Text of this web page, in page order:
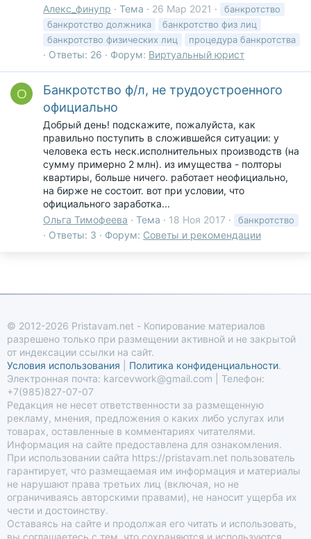
Алекс_финупр
Тема 26 Мар 2021
банкротство
банкротство должника банкротство физ лиц
банкротство физических лиц процедура банкротства
Ответы: 26 Форум: Виртуальный юрист
О
Банкротство ф/л, не трудоустроенного
официально
Добрый день! подскажите, пожалуйста, как
правильно поступить в сложившейся ситуации: у
человека есть неск.исполнительных производств (на
сумму примерно 2 млн). из имущества - полторы
квартиры, больше ничего. работает неофициально,
на бирже не состоит. вот при условии, что
официального заработка...
Ольга Тимофеева
Тема 18 Ноя 2017 банкротство
Ответы: 3 Форум: Советы и рекомендации
© 2012-2026 Pristavam.net - Копирование материалов
разрешено только при размещении активной и не закрытой
от индексации ссылки на сайт.
Условия использования
Политика конфиденциальности.
Электронная почта: karcevwork@gmail.com | Телефон:
+7(985)827-07-07
Редакция не несет ответственности за размещенную
рекламу, мнения, предложения о каких либо услугах или
товарах, оставленные в комментариях читателями.
Информация на сайте предоставлена для ознакомления.
При использовании сайта https://pristavam.net пользователь
гарантирует, что размещаемая им информация и материалы
не нарушают права третьих лиц (включая, но не
ограничиваясь авторскими правами), не наносит ущерба их
чести и достоинству.
Оставаясь на сайте и продолжая его читать и использовать,
вы соглашаетесь с тем, что сохраняются и используются